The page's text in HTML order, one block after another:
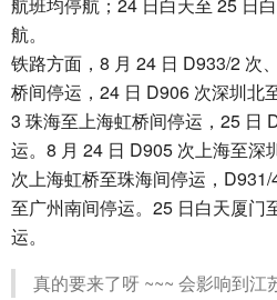
航。
铁路方面，8 月 24 日 D933/2 次
桥间停运，24 日 D906 次深圳北
3 珠海至上海虹桥间停运，25 日
运。8 月 24 日 D905 次上海至深
次上海虹桥至珠海间停运，
至广州南间停运。25 日白天厦门
运。
真的要来了呀 ~~~ 会影响到江